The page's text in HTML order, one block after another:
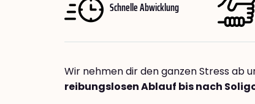
Schnelle Abwicklung
Wir nehmen dir den ganzen Stress ab
reibungslosen Ablauf bis nach